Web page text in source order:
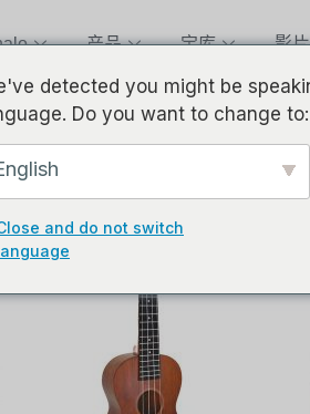
产品 宝库 影片
detected you might be
Do you want to change to:
and do not switch